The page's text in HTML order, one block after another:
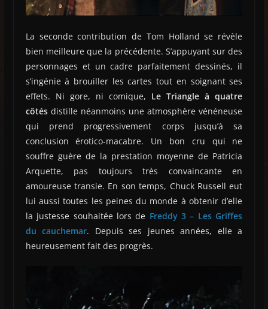
La seconde contribution de Tom Holland se révèle
bien meilleure que la précédente. S’appuyant sur des
personnages et un cadre parfaitement dessinés, il
s’ingénie à brouiller les cartes tout en soignant ses
effets. Ni gore, ni comique, Le Triangle à quatre
côtésdistille néanmoins une atmosphère vénéneuse
qui prend progressivement corps jusqu’à sa
conclusion érotico-macabre. Un bon cru qui ne
souffre guère de la prestation moyenne de Patricia
Arquette, pas toujours très convaincante en
amoureuse transie. En son temps, Chuck Russell eut
lui aussi toutes les peines du monde à obtenir d’elle
la justesse souhaitée lors de Freddy 3 – Les Griffes
du cauchemar. Depuis ses jeunes années, elle a
heureusement fait des progrès.